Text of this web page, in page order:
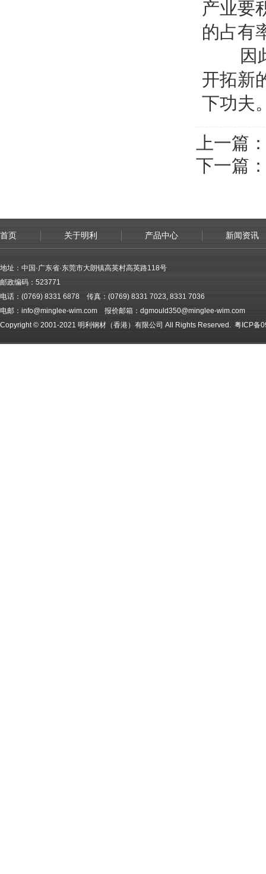
产业要
的占有
因此
开拓新
下功夫
上一篇
下一篇
首页 关于明利 产品中心 新闻资讯
地址：中国·广东省·东莞市大朗镇高英村高英路118号
邮政编码：523771
电话：(0769) 8331 6878 传真：(0769) 8331 7023, 8331 7036
电邮：info@minglee-wim.com 报价邮箱：dgmould350@minglee-wim.com
Copyright © 2001-2021 明利钢材（香港）有限公司 All Rights Reserved. 粤ICP备